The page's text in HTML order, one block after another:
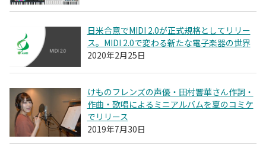
日米合意でMIDI 2.0が正式規格としてリリー
ス。MIDI 2.0で変わる新たな電子楽器の世界
2020年2月25日
けものフレンズの声優・田村響華さん作詞・
作曲・歌唱によるミニアルバムを夏のコミケ
でリリース
2019年7月30日